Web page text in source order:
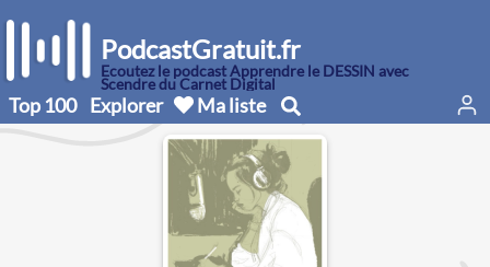
PodcastGratuit.fr
Écoutez le podcast Apprendre le DESSIN avec
Scendre du Carnet Digital
Top 100 Explorer Ma liste